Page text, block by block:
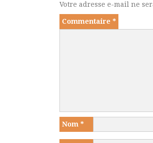
Votre adresse e-mail ne
Commentaire *
Nom *